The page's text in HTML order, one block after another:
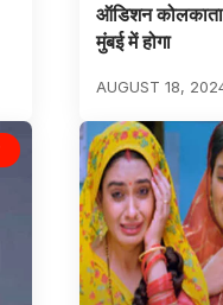
ऑडिशन
मुंबई में होगा
AUGUST 18,